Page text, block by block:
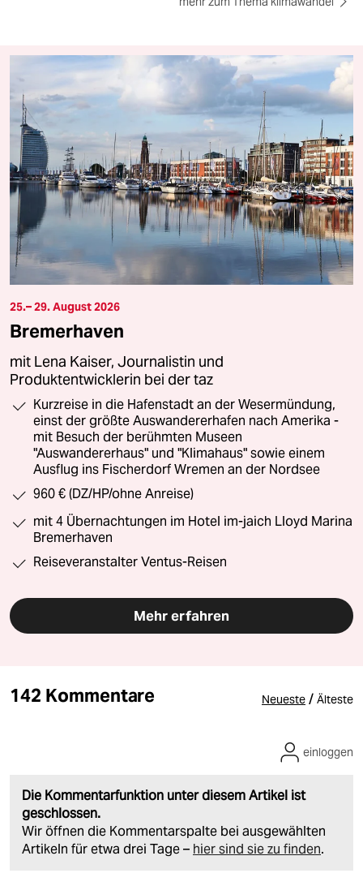
25.– 29. August 2026
Bremerhaven
mit Lena Kaiser, Journalistin und
Produktentwicklerin bei der taz
Kurzreise in die Hafenstadt an der Wesermündung,
einst der größte Auswandererhafen nach Amerika -
mit Besuch der berühmten Museen
"Auswandererhaus" und "Klimahaus" sowie einem
Ausflug ins Fischerdorf Wremen an der Nordsee
960 € (DZ/HP/ohne Anreise)
mit 4 Übernachtungen im Hotel im-jaich Lloyd Marina
Bremerhaven
Reiseveranstalter Ventus-Reisen
Mehr erfahren
142 Kommentare Neueste / Älteste
Die Kommentarfunktion unter diesem Artikel ist
geschlossen.
Wir öffnen die Kommentarspalte bei ausgewählten
Artikeln für etwa drei Tage – hier sind sie zu finden.
einloggen